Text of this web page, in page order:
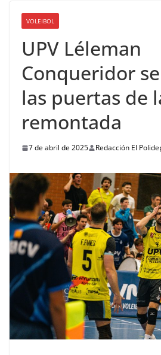
VOLEIBOL
UPV Léleman
Conqueridor
las puertas de
remontada
7 de abril de 2025 Redacción El